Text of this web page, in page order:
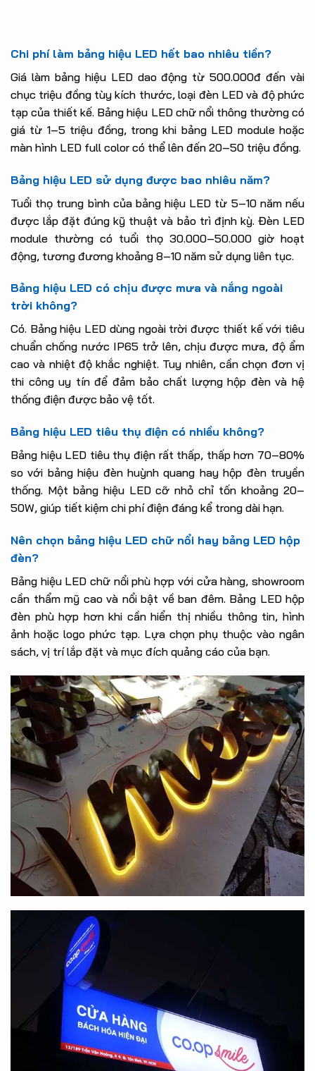
Chi phí làm bảng hiệu LED hết bao nhiêu tiền?
Giá làm bảng hiệu LED dao động từ 500.000đ đến vài
chục triệu đồng tùy kích thước, loại đèn LED và độ phức
tạp của thiết kế. Bảng hiệu LED chữ nổi thông thường có
giá từ 1–5 triệu đồng, trong khi bảng LED module hoặc
màn hình LED full color có thể lên đến 20–50 triệu đồng.
Bảng hiệu LED sử dụng được bao nhiêu năm?
Tuổi thọ trung bình của bảng hiệu LED từ 5–10 năm nếu
được lắp đặt đúng kỹ thuật và bảo trì định kỳ. Đèn LED
module thường có tuổi thọ 30.000–50.000 giờ hoạt
động, tương đương khoảng 8–10 năm sử dụng liên tục.
Bảng hiệu LED có chịu được mưa và nắng ngoài
trời không?
Có. Bảng hiệu LED dùng ngoài trời được thiết kế với tiêu
chuẩn chống nước IP65 trở lên, chịu được mưa, độ ẩm
cao và nhiệt độ khắc nghiệt. Tuy nhiên, cần chọn đơn vị
thi công uy tín để đảm bảo chất lượng hộp đèn và hệ
thống điện được bảo vệ tốt.
Bảng hiệu LED tiêu thụ điện có nhiều không?
Bảng hiệu LED tiêu thụ điện rất thấp, thấp hơn 70–80%
so với bảng hiệu đèn huỳnh quang hay hộp đèn truyền
thống. Một bảng hiệu LED cỡ nhỏ chỉ tốn khoảng 20–
50W, giúp tiết kiệm chi phí điện đáng kể trong dài hạn.
Nên chọn bảng hiệu LED chữ nổi hay bảng LED hộp
đèn?
Bảng hiệu LED chữ nổi phù hợp với cửa hàng, showroom
cần thẩm mỹ cao và nổi bật về ban đêm. Bảng LED hộp
đèn phù hợp hơn khi cần hiển thị nhiều thông tin, hình
ảnh hoặc logo phức tạp. Lựa chọn phụ thuộc vào ngân
sách, vị trí lắp đặt và mục đích quảng cáo của bạn.